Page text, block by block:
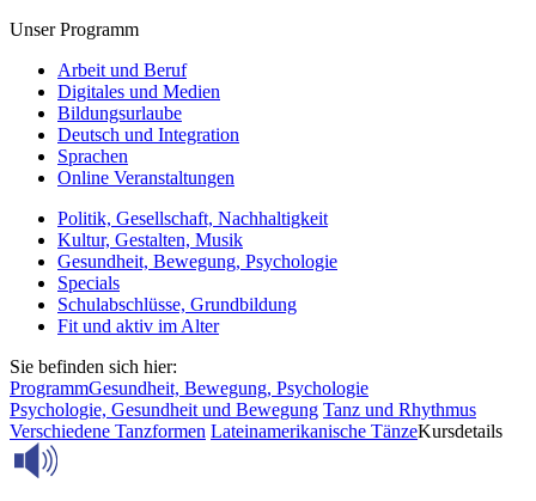
Unser Programm
Arbeit und Beruf
Digitales und Medien
Bildungsurlaube
Deutsch und Integration
Sprachen
Online Veranstaltungen
Politik, Gesellschaft, Nachhaltigkeit
Kultur, Gestalten, Musik
Gesundheit, Bewegung, Psychologie
Specials
Schulabschlüsse, Grundbildung
Fit und aktiv im Alter
Sie befinden sich hier:
ProgrammGesundheit, Bewegung, Psychologie
Psychologie, Gesundheit und Bewegung Tanz und Rhythmus
Verschiedene Tanzformen Lateinamerikanische TänzeKursdetails